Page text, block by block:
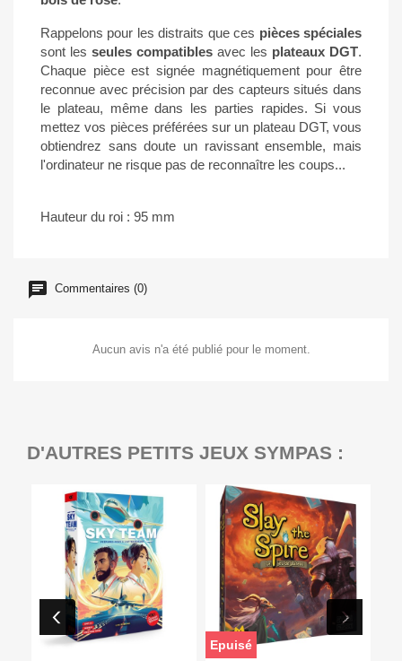
Rappelons pour les distraits que ces pièces spéciales
sont les seules compatibles avec les plateaux DGT.
Chaque pièce est signée magnétiquement pour être
reconnue avec précision par des capteurs situés dans
le plateau, même dans les parties rapides. Si vous
mettez vos pièces préférées sur un plateau DGT, vous
obtiendrez sans doute un ravissant ensemble, mais
l'ordinateur ne risque pas de reconnaître les coups...
Hauteur du roi : 95 mm
Commentaires (0)
Aucun avis n'a été publié pour le moment.
D'AUTRES PETITS JEUX SYMPAS :
Epuisé